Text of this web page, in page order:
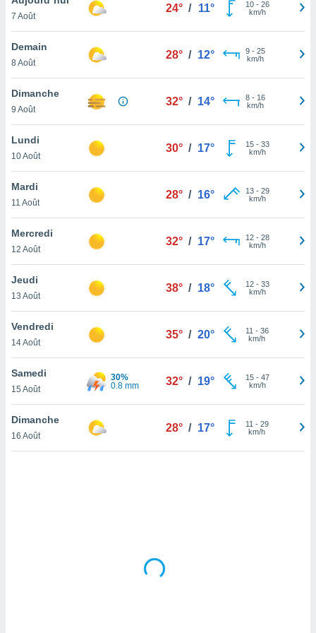
et
»,
au
vous
qu'ils
ou
le
ainsi
un
la
du
en
de
7 Août
24° / 11° 10- 26
km/h
Demain
8 Août
28° / 12° 9- 25
km/h
Dimanche
9 Août
32° / 14° 8- 16
km/h
Lundi
10 Août
30° / 17° 15- 33
km/h
Mardi
11 Août
28° / 16° 13- 29
km/h
Mercredi
12 Août
32° / 17° 12- 28
km/h
Jeudi
13 Août
38° / 18° 12- 33
km/h
Vendredi
14 Août
35° / 20° 11 - 36
km/h
Samedi
15 Août
30%
0.8 mm
32° / 19° 15- 47
km/h
Dimanche
16 Août
28° / 17° 11 - 29
km/h